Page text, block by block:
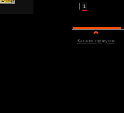
1
Каталог продукти